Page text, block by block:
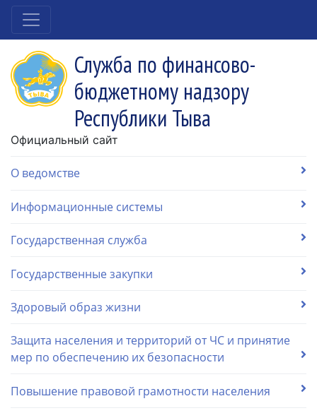
Служба по финансово-
бюджетному надзору
Республики Тыва
Официальный сайт
О ведомстве
Информационные системы
Государственная служба
Государственные закупки
Здоровый образ жизни
Защита населения и территорий от ЧС и принятие
мер по обеспечению их безопасности
Повышение правовой грамотности населения